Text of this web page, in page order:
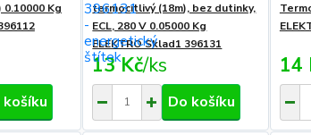
Kg
košíku
termocitlivý (18m), bez dutinky,
ECL, 280 V 0.05000 Kg
ELEKTRO Sklad1 396131
13 Kč/ks
Do košíku
14